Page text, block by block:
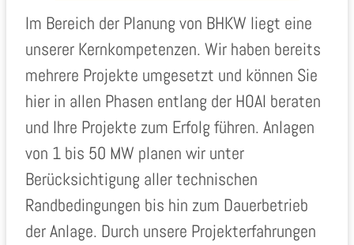
Im Bereich der Planung von BHKW liegt eine
unserer Kernkompetenzen. Wir haben bereits
mehrere Projekte umgesetzt und können Sie
hier in allen Phasen entlang der HOAI beraten
und Ihre Projekte zum Erfolg führen. Anlagen
von 1 bis 50 MW planen wir unter
Berücksichtigung aller technischen
Randbedingungen bis hin zum Dauerbetrieb
der Anlage. Durch unsere Projekterfahrungen